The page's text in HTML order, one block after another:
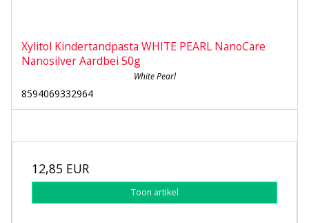
Xylitol Kindertandpasta WHITE PEARL NanoCare
Nanosilver Aardbei 50g
White Pearl
8594069332964
12,85 EUR
Toon artikel